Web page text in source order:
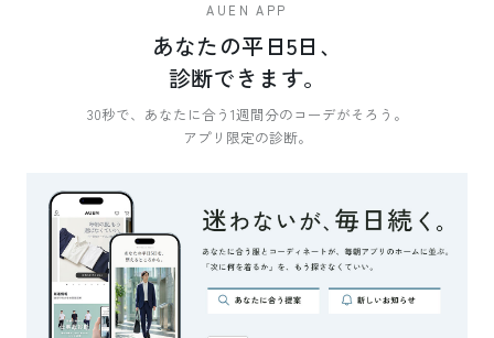
AUEN APP
あなたの平日5日、
診断できます。
30秒で、あなたに合う1週間分のコーデがそろう。
アプリ限定の診断。